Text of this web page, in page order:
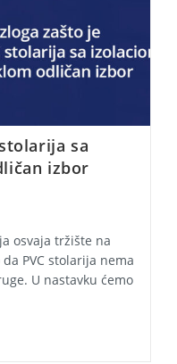
sa
izbor
osvaja tržište na
PVC stolarija nema
U nastavku ćemo